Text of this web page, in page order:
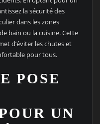
la sécurité des
dans les zones
bain ou la cuisine. Cette
d’éviter les chutes et
pour tous.
POSE
UN